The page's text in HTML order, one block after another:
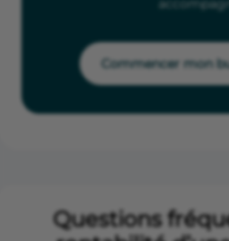
Commencer mon
Questions